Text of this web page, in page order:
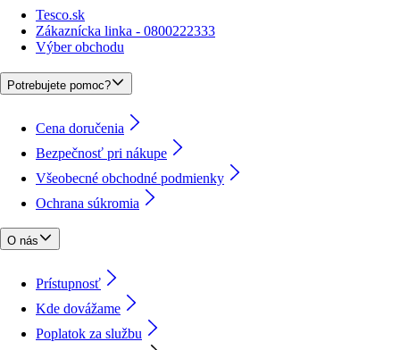
Tesco.sk
Zákaznícka linka - 0800222333
Výber obchodu
Potrebujete pomoc?
Cena doručenia
Bezpečnosť pri nákupe
Všeobecné obchodné podmienky
Ochrana súkromia
O nás
Prístupnosť
Kde dovážame
Poplatok za službu